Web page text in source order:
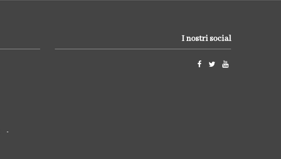
-
I nostri social